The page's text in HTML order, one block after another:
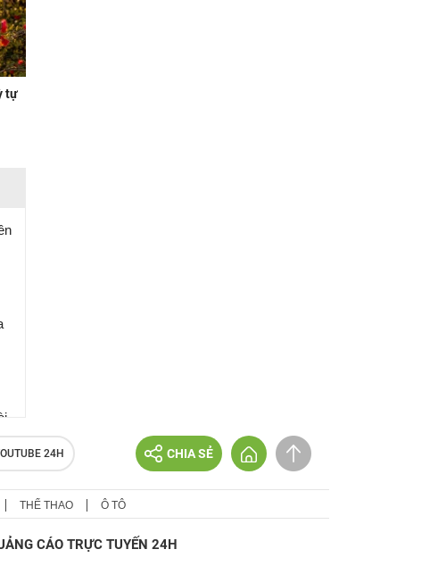
tự
24H CHIA SẺ
THỂ THAO Ô TÔ
CÁO TRỰC TUYẾN 24H